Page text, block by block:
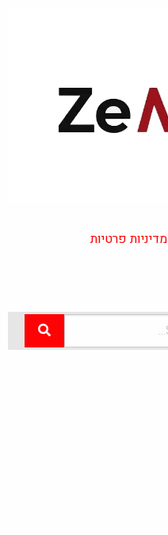
מדיניות פרטיות